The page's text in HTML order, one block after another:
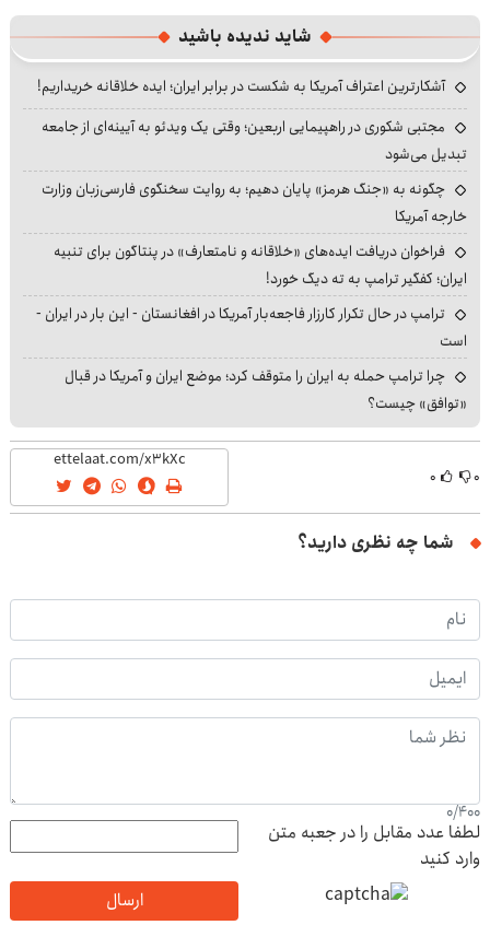
شاید ندیده باشید
آشکارترین اعتراف آمریکا به شکست در برابر ایران؛ ایده خلاقانه خریداریم!
مجتبی شکوری در راهپیمایی اربعین؛ وقتی یک ویدئو به آیینه‌ای از جامعه
تبدیل می‌شود
چگونه به «جنگ هرمز» پایان دهیم؛ به روایت سخنگوی فارسی‌زبان وزارت
خارجه آمریکا
فراخوان دریافت ایده‌های «خلاقانه و نامتعارف» در پنتاگون برای تنبیه
ایران؛ کفگیر ترامپ به ته دیگ خورد!
ترامپ در حال تکرار کارزار فاجعه‌بار آمریکا در افغانستان - این بار در ایران -
است
چرا ترامپ حمله به ایران را متوقف کرد؛ موضع ایران و آمریکا در قبال
«توافق» چیست؟
۰ ۰
شما چه نظری دارید؟
0/400
لطفا عدد مقابل را در جعبه متن
وارد کنید
ارسال